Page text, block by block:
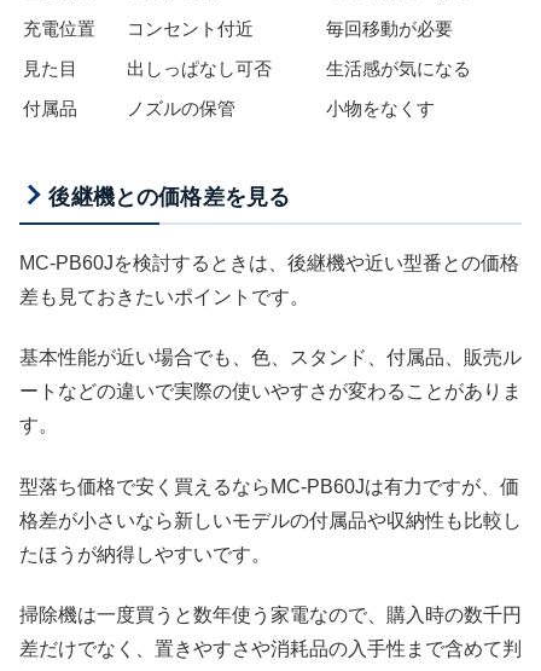
充電位置
コンセント付近
毎回移動が必要
見た目
出しっぱなし可否
生活感が気になる
付属品
ノズルの保管 小物をなくす
後継機との価格差を見る
MC-PB60Jを検討するときは、後継機や近い型番との価格
差も見ておきたいポイントです。
基本性能が近い場合でも、色、スタンド、付属品、販売ル
ートなどの違いで実際の使いやすさが変わることがありま
す。
型落ち価格で安く買えるならMC-PB60Jは有力ですが、価
格差が小さいなら新しいモデルの付属品や収納性も比較し
たほうが納得しやすいです。
掃除機は一度買うと数年使う家電なので、購入時の数千円
差だけでなく、置きやすさや消耗品の入手性まで含めて判